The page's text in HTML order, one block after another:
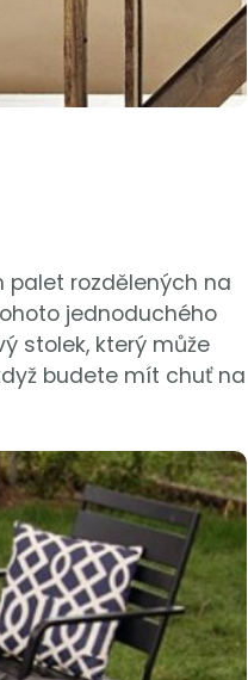
palet rozdělených na
jednoduchého
stolek, který může
budete mít chuť na